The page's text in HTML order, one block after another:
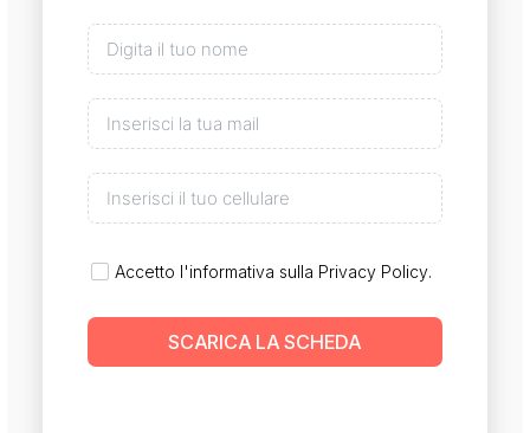
Accetto l'informativa sulla Privacy Policy.
SCARICA LA SCHEDA